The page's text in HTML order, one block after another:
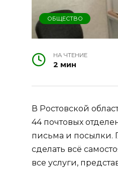
ОБЩЕСТВО
НА ЧТЕНИЕ
2 мин
В Ростовской
44 почтовых
письма и посылки.
сделать всё
все услуги,